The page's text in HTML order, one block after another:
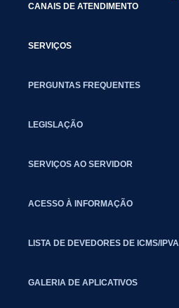
CANAIS DE ATENDIMENTO
SERVIÇOS
PERGUNTAS FREQUENTES
LEGISLAÇÃO
SERVIÇOS AO SERVIDOR
ACESSO À INFORMAÇÃO
LISTA DE DEVEDORES DE ICMS/IPVA
GALERIA DE APLICATIVOS